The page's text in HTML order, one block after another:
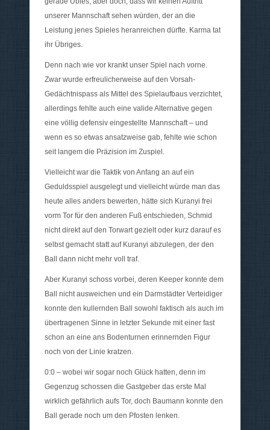
unserer Mannschaft sehen würden, der an die
Leistung jenes Spieles heranreichen dürfte. Karma tat
ihr Übriges.
Denn nach wie vor krankt unser Spiel nach vorne.
Zwar wurde erfreulicherweise auf den Vorsah-
Gedächtnispass als Mittel des Spielaufbaus verzichtet,
allerdings fehlte auch eine valide Alternative gegen
eine völlig defensiv eingestellte Mannschaft – und
wenn es so etwas ansatzweise gab, fehlte wie schon
seit langem die Präzision im Zuspiel.
Vielleicht war die Taktik von Anfang an auf ein
Geduldsspiel ausgelegt und vielleicht würde man das
heute alles anders bewerten, hätte sich Kuranyi frei
vorm Tor für den anderen Fuß entschieden, Schmid
nicht direkt auf den Torwart gezielt oder kurz darauf es
selbst gemacht statt auf Kuranyi abzulegen, der den
Ball dann nicht mehr voll traf.
Aber Kuranyi schoss vorbei, deren Keeper konnte dem
Ball nicht ausweichen und ein Darmstädter Verteidiger
konnte den kullernden Ball sowohl faktisch als auch im
übertragenen Sinne in letzter Sekunde mit einer fast
schon an eine ans Bodenturnen erinnernden Figur
noch von der Linie kratzen.
0:0 – wobei wir sogar noch Glück hatten, denn im
Gegenzug schossen die Gastgeber das erste Mal
wirklich gefährlich aufs Tor, doch Baumann konnte den
Ball gerade noch um den Pfosten lenken.